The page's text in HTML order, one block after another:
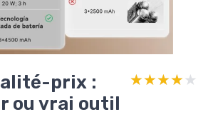
prix :
ou vrai outil
★★★★★
★★★★★